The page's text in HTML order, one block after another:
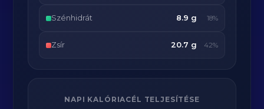
Szénhidrát 8.9 g 18%
Zsír 20.7 g 42%
NAPI KALÓRIACÉL TELJESÍTÉSE